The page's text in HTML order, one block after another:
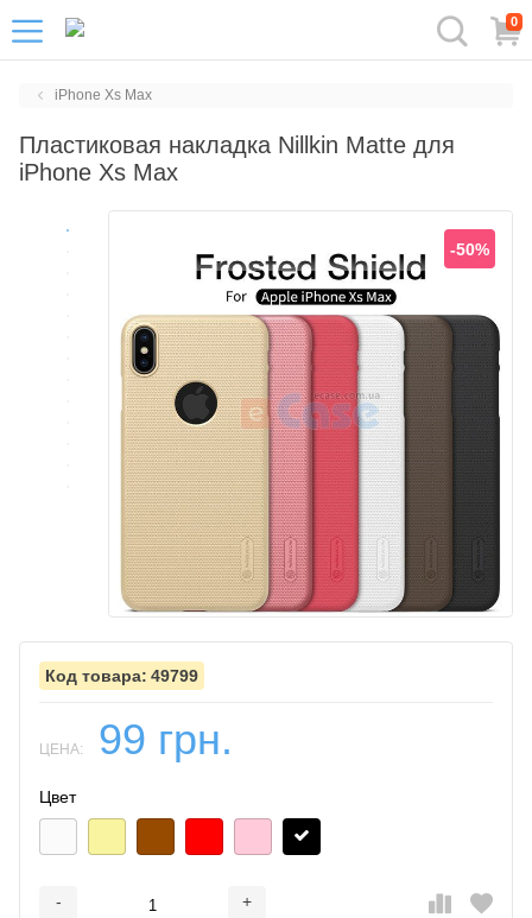
0
iPhone Xs Max
Пластиковая накладка Nillkin Matte для
iPhone Xs Max
-50%
49799
ЦЕНА: 99 грн.
Цвет
- +